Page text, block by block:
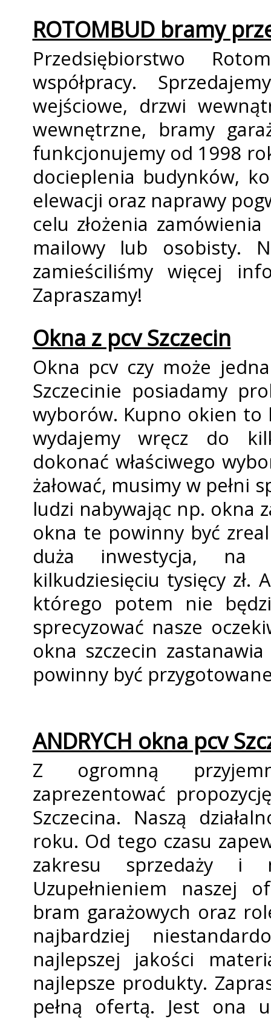
ROTOMBUD bramy
Przedsiębiorstwo
współpracy.
wejściowe, drzwi
wewnętrzne, bramy
funkcjonujemy od 1998
docieplenia budynków,
elewacji oraz naprawy
celu złożenia
mailowy lub osobisty.
zamieściliśmy więcej
Zapraszamy!
Okna z pcv Szczecin
Okna pcv czy może
Szczecinie posiadamy
wyborów. Kupno okien to
wydajemy wręcz do
dokonać właściwego
żałować, musimy w pełni
ludzi nabywając np. okna
okna te powinny być
duża inwestycja,
kilkudziesięciu tysięcy zł.
którego potem nie
sprecyzować nasze
okna szczecin
powinny być
ANDRYCH okna pcv
Z ogromną
zaprezentować
Szczecina. Naszą
roku. Od tego czasu
zakresu sprzedaży i
Uzupełnieniem naszej
bram garażowych oraz
najbardziej
najlepszej jakości
najlepsze produkty.
pełną ofertą. Jest ona